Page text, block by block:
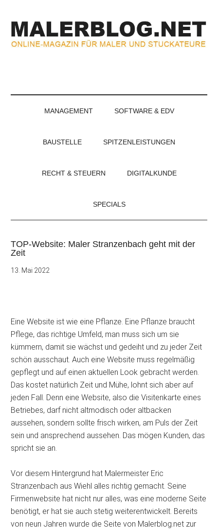
springen
secondary
menu
springen
springen
Maler
MANAGEMENT SOFTWARE & EDV
BAUSTELLE SPITZENLEISTUNGEN
RECHT & STEUERN DIGITALKUNDE
SPECIALS
TOP-Website: Maler Stranzenbach geht mit der
Zeit
13. Mai 2022
Eine Website ist wie eine Pflanze. Eine Pflanze braucht
Pflege, das richtige Umfeld, man muss sich um sie
kümmern, damit sie wächst und gedeiht und zu jeder Zeit
schön ausschaut. Auch eine Website muss regelmäßig
gepflegt und auf einen aktuellen Look gebracht werden.
Das kostet natürlich Zeit und Mühe, lohnt sich aber auf
jeden Fall. Denn eine Website, also die Visitenkarte eines
Betriebes, darf nicht altmodisch oder altbacken
aussehen, sondern sollte frisch wirken, am Puls der Zeit
sein und ansprechend aussehen. Das mögen Kunden, das
spricht sie an.
Vor diesem Hintergrund hat Malermeister Eric
Stranzenbach aus Wiehl alles richtig gemacht. Seine
Firmenwebsite hat nicht nur alles, was eine moderne Seite
benötigt, er hat sie auch stetig weiterentwickelt. Bereits
von neun Jahren wurde die Seite von Malerblog.net zur